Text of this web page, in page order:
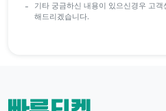
기타 궁금하신 내용이 있으신경우 고
해드리겠습니다.